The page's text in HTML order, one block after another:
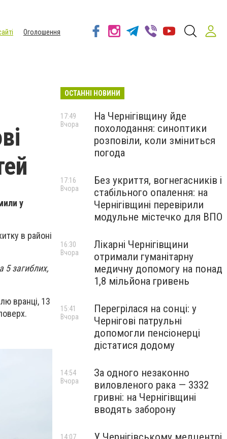
Оголошення
у
в районі
5 загиблих,
вранці, 13
ОСТАННІ НОВИНИ
На Чернігівщину йде
похолодання: синоптики
розповіли, коли зміниться
погода
17:49
Вчора
Без укриття, вогнегасників і
стабільного опалення: на
Чернігівщині перевірили
модульне містечко для ВПО
17:16
Вчора
Лікарні Чернігівщини
отримали гуманітарну
медичну допомогу на понад
1,8 мільйона гривень
16:30
Вчора
Перегрілася на сонці: у
Чернігові патрульні
допомогли пенсіонерці
дістатися додому
15:41
Вчора
За одного незаконно
виловленого рака — 3332
гривні: на Чернігівщині
вводять заборону
14:54
Вчора
14:07